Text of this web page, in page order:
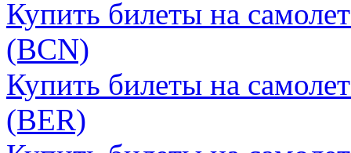
Купить билеты на
(BCN)
Купить билеты на
(BER)